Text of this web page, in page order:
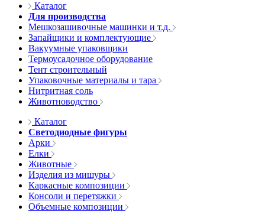
Каталог
Для производства
Мешкозашивочные машинки и т.д.
Запайщики и комплектующие
Вакуумные упаковщики
Термоусадочное оборудование
Тент строительный
Упаковочные материалы и тара
Нитритная соль
Животноводство
Каталог
Светодиодные фигуры
Арки
Елки
Животные
Изделия из мишуры
Каркасные композиции
Консоли и перетяжки
Объемные композиции